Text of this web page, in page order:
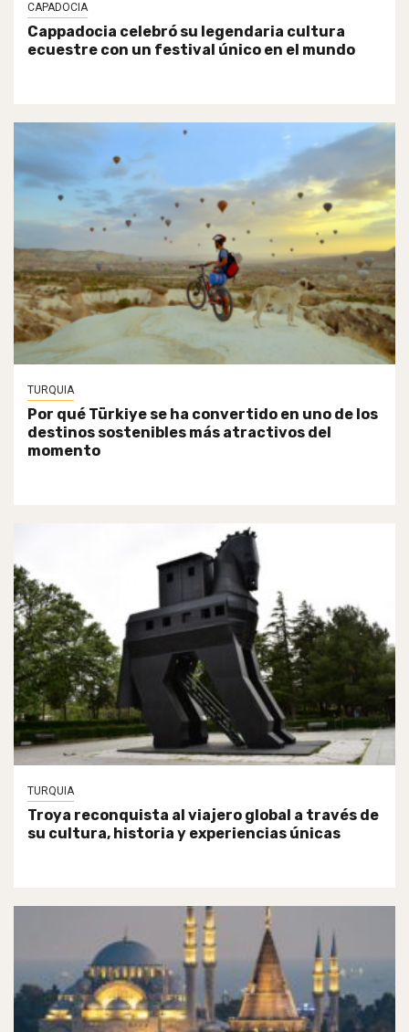
CAPADOCIA
Cappadocia celebró su legendaria cultura
ecuestre con un festival único en el mundo
TURQUIA
Por qué Türkiye se ha convertido en uno de los
destinos sostenibles más atractivos del
momento
TURQUIA
Troya reconquista al viajero global a través de
su cultura, historia y experiencias únicas